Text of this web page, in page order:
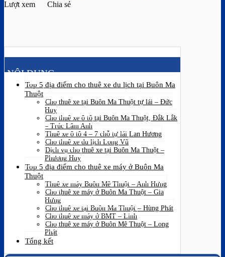
Lượt xem
Chia sẻ
NỘI DUNG
Top 5 địa điểm cho thuê xe du lịch tại Buôn Ma
Thuột
Cho thuê xe tại Buôn Ma Thuột tự lái – Đức
Huy
Cho thuê xe ô tô tại Buôn Ma Thuột, Đắk Lắk
– Trúc Lâm Anh
Thuê xe ô tô 4 – 7 chỗ tự lái Lan Hương
Cho thuê xe du lịch Long Vũ
Dịch vụ cho thuê xe tại Buôn Ma Thuột –
Phương Huy
Top 5 địa điểm cho thuê xe máy ở Buôn Ma
Thuột
Thuê xe máy Buôn Mê Thuột – Anh Hưng
Cho thuê xe máy ở Buôn Ma Thuột – Gia
Hưng
Cho thuê xe tại Buôn Ma Thuột – Hùng Phát
Cho thuê xe máy ở BMT – Linh
Cho thuê xe máy ở Buôn Mê Thuột – Long
Phát
Tổng kết